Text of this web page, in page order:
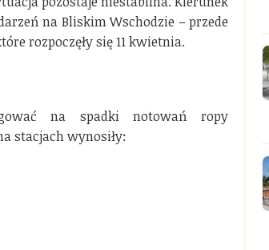
na Bliskim Wschodzie – przede
rozpoczęły się 11 kwietnia.
na spadki notowań ropy
stacjach wynosiły: